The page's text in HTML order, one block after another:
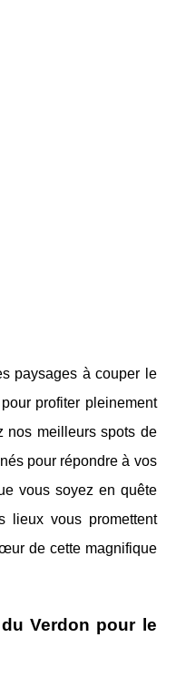
paysages à couper le
profiter pleinement
nos meilleurs spots de
pour répondre à vos
vous soyez en quête
lieux vous promettent
de cette magnifique
Verdon pour le